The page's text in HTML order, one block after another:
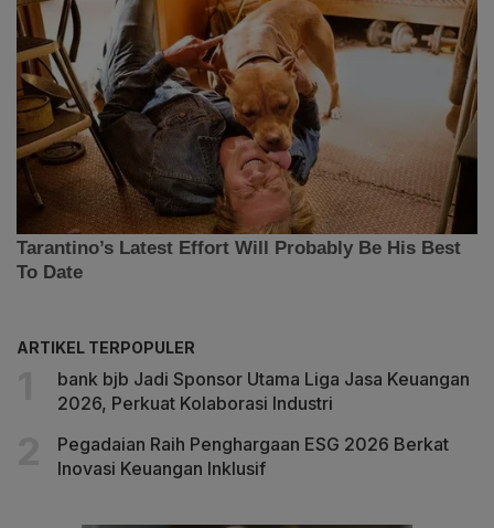
ARTIKEL TERPOPULER
bank bjb Jadi Sponsor Utama Liga Jasa Keuangan
2026, Perkuat Kolaborasi Industri
Pegadaian Raih Penghargaan ESG 2026 Berkat
Inovasi Keuangan Inklusif